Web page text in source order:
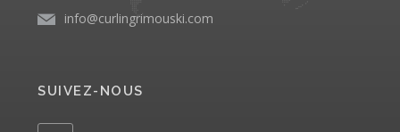
info@curlingrimouski.com
SUIVEZ-NOUS